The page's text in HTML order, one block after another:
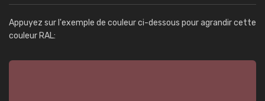
Appuyez sur l'exemple de couleur ci-dessous pour agrandir cette
couleur RAL: